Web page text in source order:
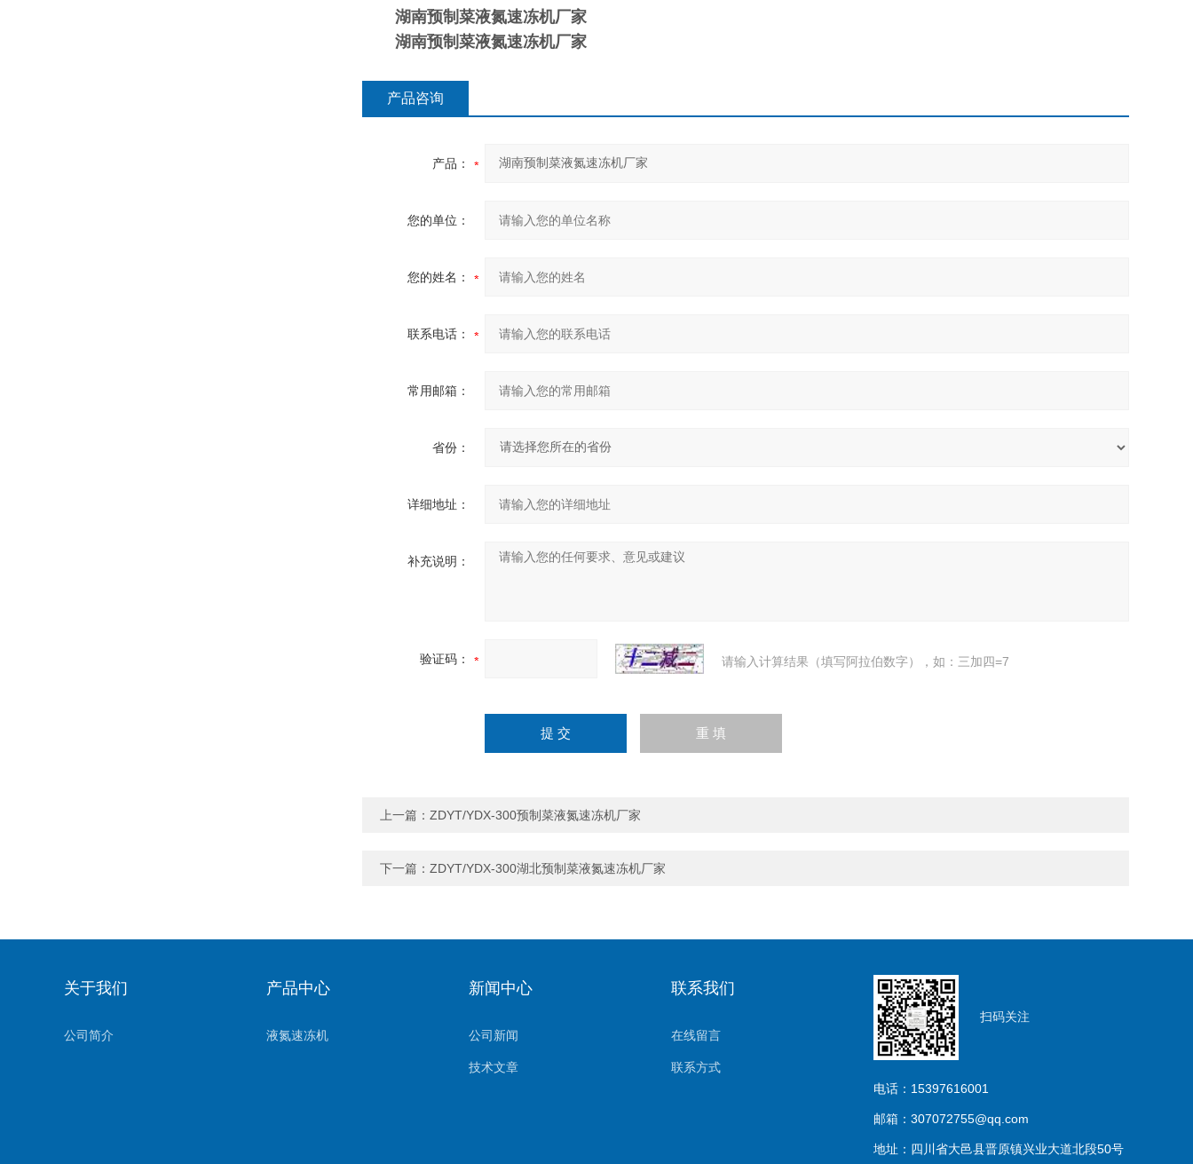
湖南预制菜液氮速冻机厂家
湖南预制菜液氮速冻机厂家
产品咨询
产品：
您的单位：
您的姓名：
联系电话：
常用邮箱：
省份：
详细地址：
补充说明：
验证码： 请输入计算结果（填写阿拉伯数字），如：三加四=7
上一篇： ZDYT/YDX-300预制菜液氮速冻机厂家
下一篇： ZDYT/YDX-300湖北预制菜液氮速冻机厂家
关于我们
公司简介
产品中心
液氮速冻机
新闻中心
公司新闻
技术文章
联系我们
在线留言
联系方式
扫码关注
电话：15397616001
邮箱：307072755@qq.com
地址：四川省大邑县晋原镇兴业大道北段50号